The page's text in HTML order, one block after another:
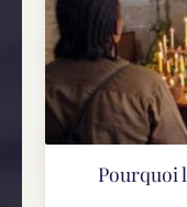
Pourquoi